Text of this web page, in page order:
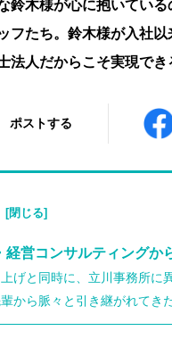
鈴木様が心に抱いてい
フたち。鈴木様が入社
法人だからこそ実現で
ポストする
経営コンサルティングか
げと同時に、立川事務所に
から脈々と引き継がれてき